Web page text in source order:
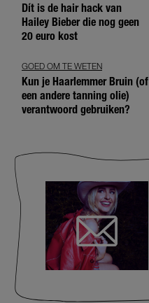
Dít is de hair hack van
Hailey Bieber die nog geen
20 euro kost
GOED OM TE WETEN
Kun je Haarlemmer Bruin (of
een andere tanning olie)
verantwoord gebruiken?